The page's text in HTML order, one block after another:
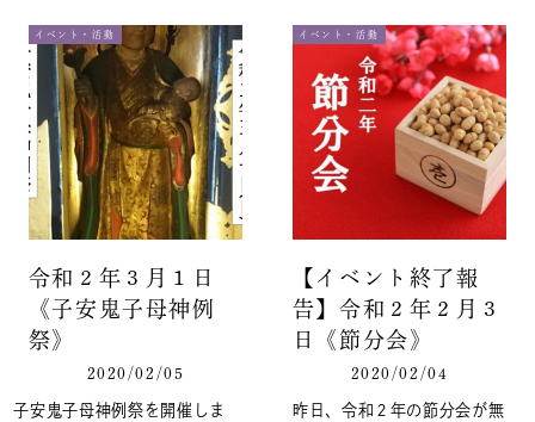
イベント・活動
令和２年３月１日
《子安鬼子母神例
祭》
2020/02/05
子安鬼子母神例祭を開催しま
イベント・活動
【イベント終了報
告】令和２年２月３
日《節分会》
2020/02/04
昨日、令和２年の節分会が無